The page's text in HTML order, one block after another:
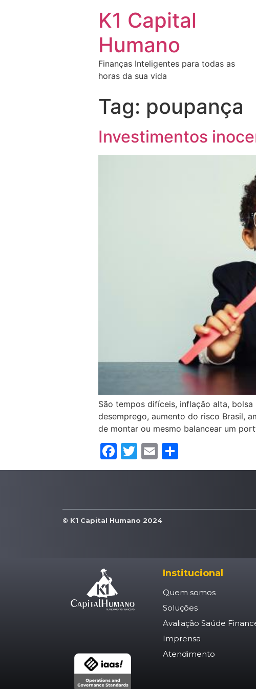
K1 Capital
Humano
Finanças Inteligentes para todas as
horas da sua vida
Tag: poupança
Investimentos
São tempos difíceis, inflação alta,
desemprego, aumento do risco Brasil,
de montar ou mesmo balancear um
Facebook
Twitter
Email
© K1 Capital Humano 2024
Institucional
Quem somos
Soluções
Avaliação Saúde
Imprensa
Atendimento